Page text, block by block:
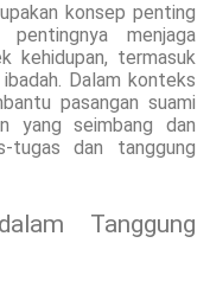
konsep penting
menjaga
kehidupan, termasuk
Dalam konteks
pasangan suami
yang seimbang dan
tugas dan tanggung
Tanggung